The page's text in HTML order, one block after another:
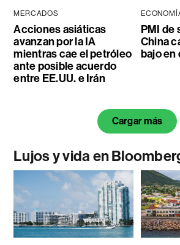
MERCADOS
Acciones asiáticas
avanzan por la IA
mientras cae el petróleo
ante posible acuerdo
entre EE.UU. e Irán
PMI de
China
bajo en
Cargar más
Lujos y vida en